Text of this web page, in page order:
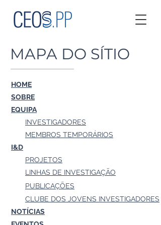
MAPA DO SÍTIO
HOME
SOBRE
EQUIPA
INVESTIGADORES
MEMBROS TEMPORÁRIOS
I&D
PROJETOS
LINHAS DE INVESTIGAÇÃO
PUBLICAÇÕES
CLUBE DOS JOVENS INVESTIGADORES
NOTÍCIAS